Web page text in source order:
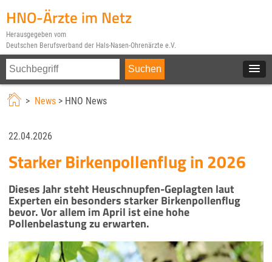
HNO-Ärzte im Netz
Herausgegeben vom
Deutschen Berufsverband der Hals-Nasen-Ohrenärzte e.V.
> News> HNO News
22.04.2026
Starker Birkenpollenflug in 2026
Dieses Jahr steht Heuschnupfen-Geplagten laut
Experten ein besonders starker Birkenpollenflug
bevor. Vor allem im April ist eine hohe
Pollenbelastung zu erwarten.